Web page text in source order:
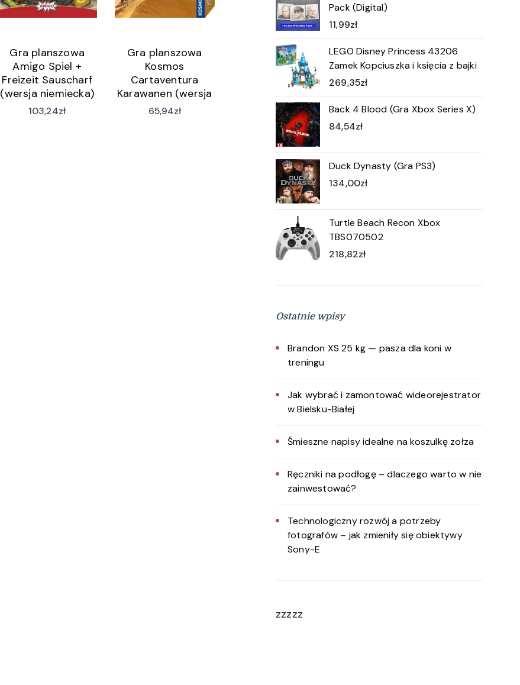
Gra planszowa
Amigo Spiel +
Freizeit Sauscharf
(wersja niemiecka)
103,24zł
Gra planszowa
Kosmos
Cartaventura
Karawanen (wersja
niemiecka)
65,94zł
Pack (Digital)
11,99zł
LEGO Disney Princess 43206
Zamek Kopciuszka i księcia z bajki
269,35zł
Back 4 Blood (Gra Xbox Series X)
84,54zł
Duck Dynasty (Gra PS3)
134,00zł
Turtle Beach Recon Xbox
TBS070502
218,82zł
Ostatnie wpisy
Brandon XS 25 kg — pasza dla koni w
treningu
Jak wybrać i zamontować wideorejestrator
w Bielsku-Białej
Śmieszne napisy idealne na koszulkę zołza
Ręczniki na podłogę – dlaczego warto w nie
zainwestować?
Technologiczny rozwój a potrzeby
fotografów – jak zmieniły się obiektywy
Sony-E
zzzzz